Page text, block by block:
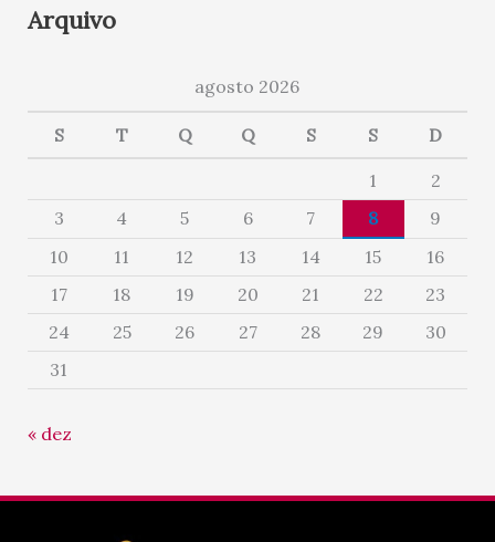
Arquivo
agosto 2026
S T Q Q S S D
1
2
3
4 5 6 7 8
9
10
11 12 13 14 15
16
17
18 19 20 21 22
23
24
25 26 27 28 29
30
31
« dez